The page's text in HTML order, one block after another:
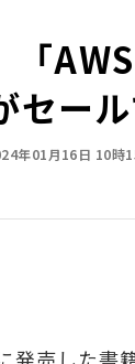
セー
年01月16日 10時